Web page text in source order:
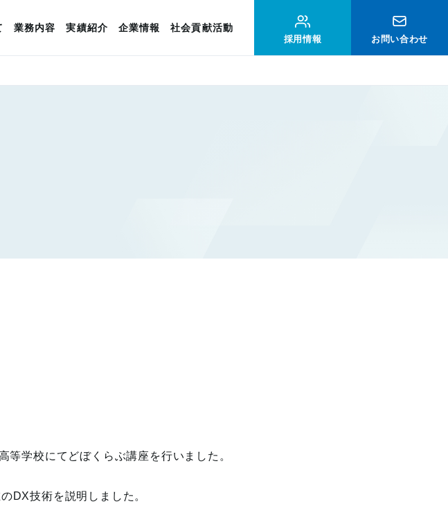
業務内容 実績紹介 企業情報 社会貢献活動
採用情報 お問い合わせ
等学校にてどぼくらぶ講座を行いました。
DX技術を説明しました。